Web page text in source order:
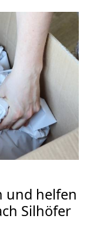
und helfen
Silhöfer